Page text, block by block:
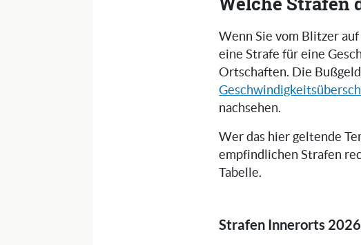
Wenn Sie vom Blitzer
eine Strafe für eine
Ortschaften. Die
nachsehen.
Wer das hier geltende
empfindlichen Strafen
Tabelle.
Strafen Innerorts